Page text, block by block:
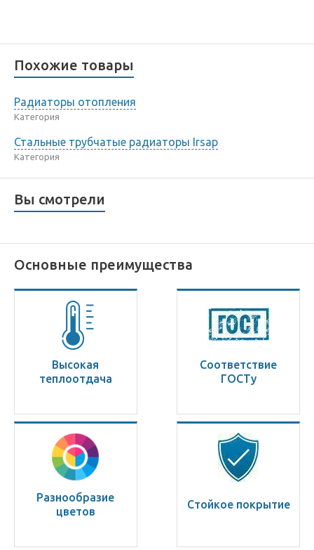
Похожие товары
Радиаторы отопления
Категория
Стальные трубчатые радиаторы Irsap
Категория
Вы смотрели
Основные преимущества
Высокая
теплоотдача
Соответствие
ГОСТу
Разнообразие
цветов
Стойкое покрытие